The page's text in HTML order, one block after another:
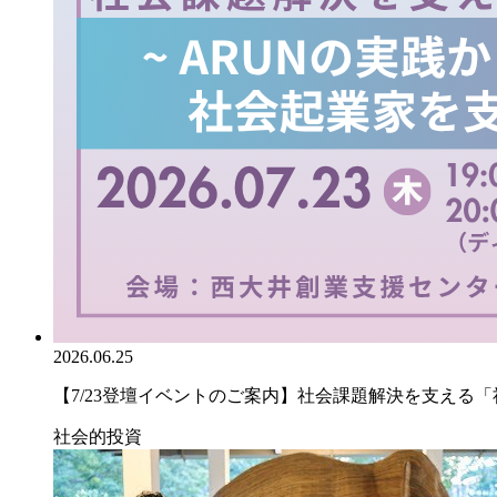
2026.06.25
【7/23登壇イベントのご案内】社会課題解決を支える「
社会的投資